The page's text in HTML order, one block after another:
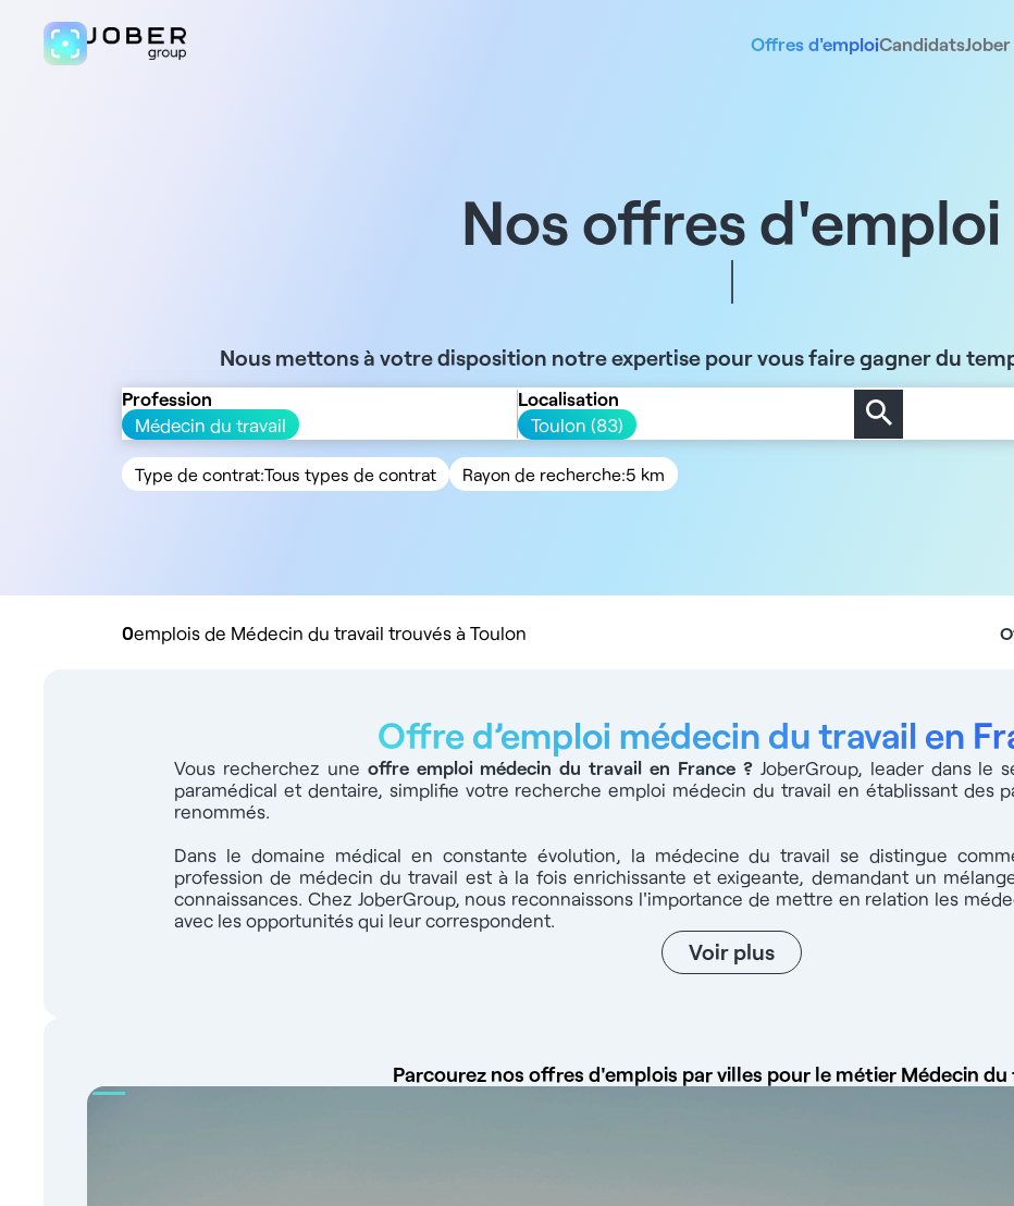
Offres d'emploiCandidats
Nos offres d'emploi
Nous mettons à votre disposition notre expertise pour vous faire gagner du
Profession
Médecin du travail
Localisation
Toulon (83)
Type de contrat:Tous types de contrat
Rachat de cabinet
Rayon de recherche:5 km
50 km
0emplois de Médecin du travail trouvés à Toulon
Offre d’emploi médecin du travail en
Vous recherchez une offre emploi médecin du travail en France ? JoberGroup, leader dans le
paramédical et dentaire, simplifie votre recherche emploi médecin du travail en établissant des
renommés.
Dans le domaine médical en constante évolution, la médecine du travail se distingue
profession de médecin du travail est à la fois enrichissante et exigeante, demandant un
connaissances. Chez JoberGroup, nous reconnaissons l'importance de mettre en relation les
avec les opportunités qui leur correspondent.
Voir plus
Parcourez nos offres d'emplois par villes pour le métier Médecin du